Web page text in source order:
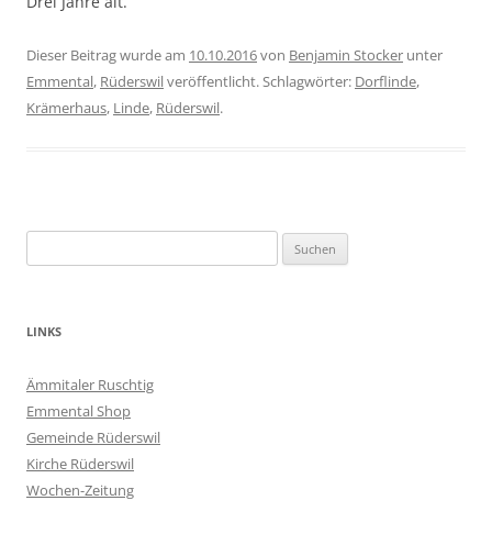
Dieser Beitrag wurde am 10.10.2016von Benjamin Stocker unter
Emmental, Rüderswilveröffentlicht. Schlagwörter: Dorflinde,
Krämerhaus, Linde, Rüderswil.
nach:
LINKS
Ämmitaler Ruschtig
Emmental Shop
Gemeinde Rüderswil
Kirche Rüderswil
Wochen-Zeitung